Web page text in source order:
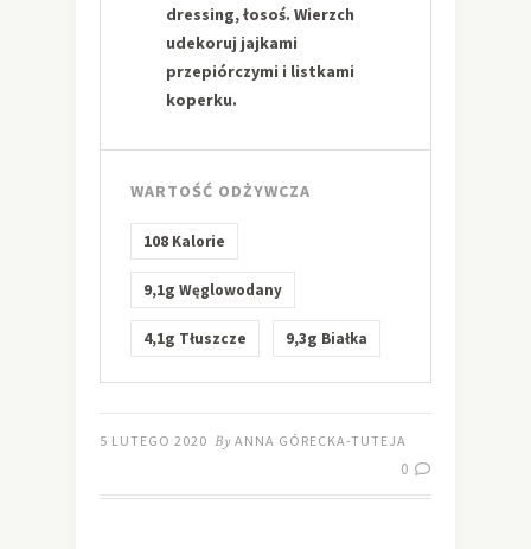
dressing, łosoś. Wierzch
udekoruj jajkami
przepiórczymi i listkami
koperku.
WARTOŚĆ ODŻYWCZA
108 Kalorie
9,1g Węglowodany
4,1g Tłuszcze 9,3g Białka
5 LUTEGO 2020 By ANNA GÓRECKA-TUTEJA
0